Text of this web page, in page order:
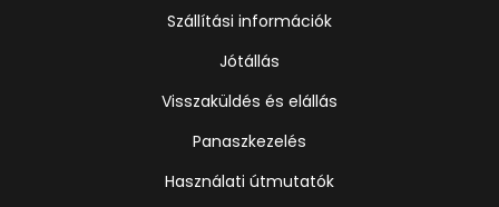
Szállítási információk
Jótállás
Visszaküldés és elállás
Panaszkezelés
Használati útmutatók